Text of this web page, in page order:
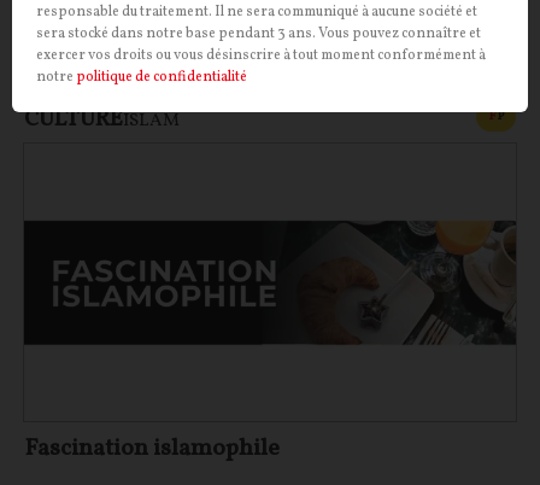
Pierre Abou 10/06/2026 0commentaire
CULTUREISLAM FP
Fascination islamophile
responsable du traitement. Il ne sera communiqué à aucune société et
sera stocké dans notre base pendant 3 ans. Vous pouvez connaître et
exercer vos droits ou vous désinscrire à tout moment conformément à
notre politique de confidentialité